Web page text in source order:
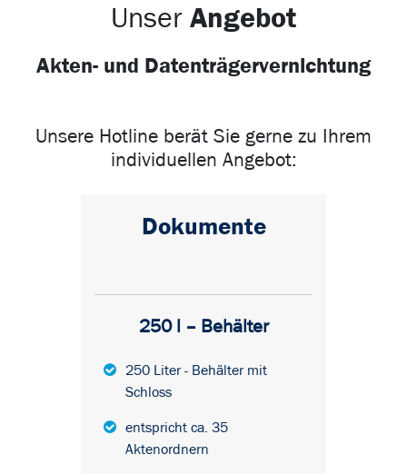
Unser Angebot
Akten- und Datenträgervernichtung
Unsere Hotline berät Sie gerne zu Ihrem
individuellen Angebot:
Dokumente
250 l – Behälter
250 Liter - Behälter mit
Schloss
entspricht ca. 35
Aktenordnern